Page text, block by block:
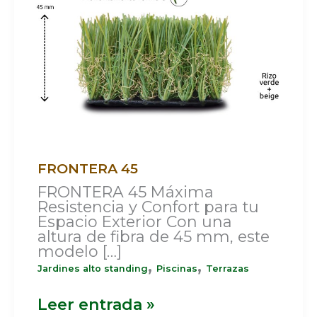
FRONTERA 45
FRONTERA 45 Máxima
Resistencia y Confort para tu
Espacio Exterior Con una
altura de fibra de 45 mm, este
modelo […]
Jardines alto standing, Piscinas, Terrazas
Leer entrada »